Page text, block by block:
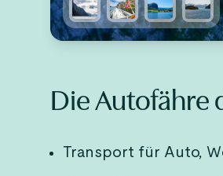
Die Autofähre
Transport für Auto,